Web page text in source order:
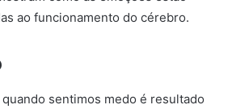
ao funcionamento do cérebro.
sentimos medo é resultado